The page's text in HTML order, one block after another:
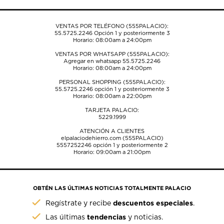
envío.envío.envío.envío.envío.
VENTAS POR TELÉFONO (555PALACIO):
55.5725.2246Opción 1 y posteriormente 3
Horario: 08:00am a 24:00pm
VENTAS POR WHATSAPP (555PALACIO):
Agregar en whatsapp 55.5725.2246
Horario: 08:00am a 24:00pm
PERSONAL SHOPPING (555PALACIO):
55.5725.2246opción 1 y posteriormente 3
Horario: 08:00am a 22:00pm
TARJETA PALACIO:
5229.1999
ATENCIÓN A CLIENTES
elpalaciodehierro.com (555PALACIO)
5557252246opción 1 y posteriormente 2
Horario: 09:00am a 21:00pm
OBTÉN LAS ÚLTIMAS NOTICIAS TOTALMENTE PALACIO
Regístrate y recibedescuentos especiales.
Las últimastendencias y noticias.